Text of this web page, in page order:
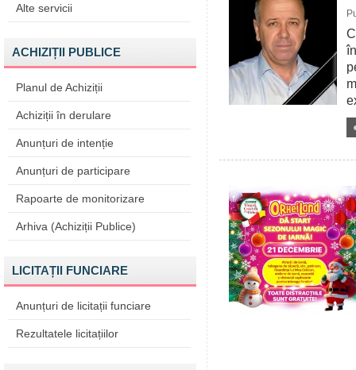
Alte servicii
ACHIZIȚII PUBLICE
Planul de Achiziții
Achiziții în derulare
Anunțuri de intenție
Anunțuri de participare
Rapoarte de monitorizare
Arhiva (Achiziții Publice)
LICITAȚII FUNCIARE
Anunțuri de licitații funciare
Rezultatele licitațiilor